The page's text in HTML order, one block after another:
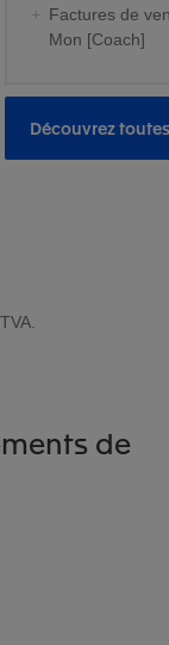
Factures de
Mon [Coach]
Découvrez
de